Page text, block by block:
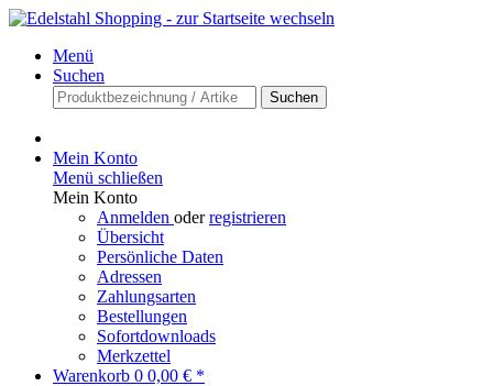
Menü
Suchen
Suchen
Mein Konto
Menü schließen
Mein Konto
Anmelden oderregistrieren
Übersicht
Persönliche Daten
Adressen
Zahlungsarten
Bestellungen
Sofortdownloads
Merkzettel
Warenkorb 0 0,00 € *